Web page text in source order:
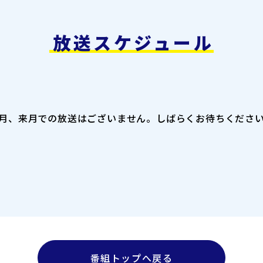
放送スケジュール
、来月での放送はございません。 しばらくお待ちくださ
番組トップへ戻る